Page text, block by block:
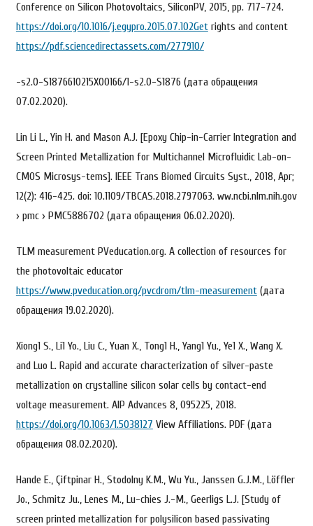
Conference on Silicon Photovoltaics, SiliconPV, 2015, pp. 717-724.
https://doi.org/10.1016/j.egypro.2015.07.102Getrights and content
https://pdf.sciencedirectassets.com/277910/
-s2.0-S1876610215X00166/1-s2.0-S1876 (дата обращения
07.02.2020).
Lin Li L., Yin H. and Mason A.J. [Epoxy Chip-in-Carrier Integration and
Screen Printed Metallization for Multichannel Microfluidic Lab-on-
CMOS Microsys-tems]. IEEE Trans Biomed Circuits Syst., 2018, Apr;
12(2): 416-425. doi: 10.1109/TBCAS.2018.2797063. ww.ncbi.nlm.nih.gov
› pmc › PMC5886702 (дата обращения 06.02.2020).
TLM measurement PVeducation.org. A collection of resources for
the photovoltaic educator
https://www.pveducation.org/pvcdrom/tlm-measurement(дата
обращения 19.02.2020).
Xiong1 S., Li1 Yo., Liu С., Yuan Х., Tong1 Н., Yang1 Yu., Ye1 Х., Wang Х.
and Luo L. Rapid and accurate characterization of silver-paste
metallization on crystalline silicon solar cells by contact-end
voltage measurement. AIP Advances 8, 095225, 2018.
https://doi.org/10.1063/1.5038127 View Affiliations. PDF (дата
обращения 08.02.2020).
Hande E., Çiftpinar H., Stodolny K.M., Wu Yu., Janssen G.J.M., Löffler
Jo., Schmitz Ju., Lenes M., Lu-chies J.-M., Geerligs L.J. [Study of
screen printed metallization for polysilicon based passivating